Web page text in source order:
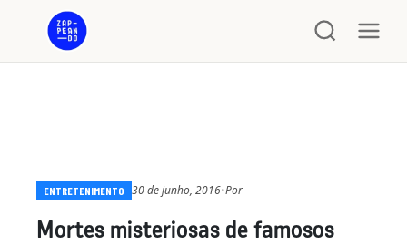
ENTRETENIMENTO 30 de junho, 2016•Por
Mortes misteriosas de famosos